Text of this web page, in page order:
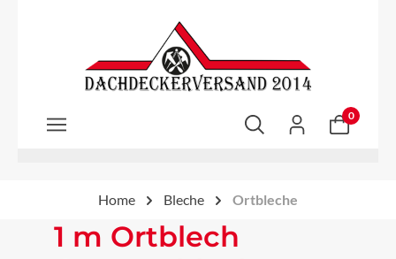
Zum Hauptinhalt springen
0
Home Bleche Ortbleche
1 m Ortblech